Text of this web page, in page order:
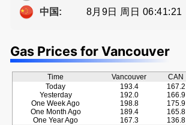
中国:
8月9日 周日 06:41:22
Gas Prices for Vancouver
Time Vancouver CAN
Today
Yesterday
One Week Ago
One Month Ago
One Year Ago
193.4
192.0
198.8
189.4
167.3
167.2
166.9
175.9
165.8
136.8